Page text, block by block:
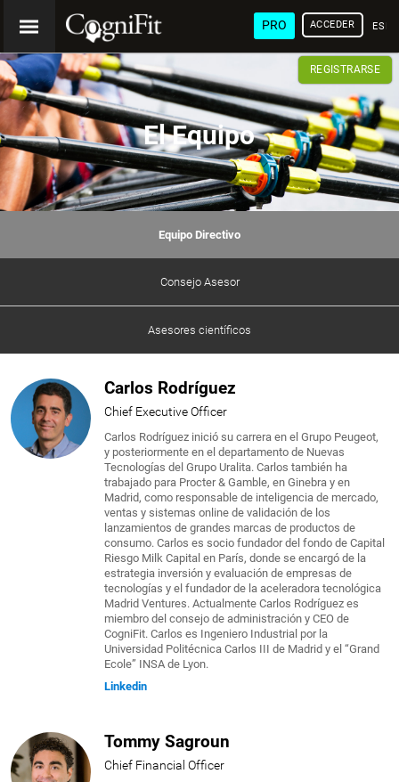
PRO ACCEDER
REGISTRARSE
El Equipo
Equipo Directivo
Consejo Asesor
Asesores científicos
Carlos Rodríguez
Chief Executive Officer
Carlos Rodríguez inició su carrera en el Grupo Peugeot,
y posteriormente en el departamento de Nuevas
Tecnologías del Grupo Uralita. Carlos también ha
trabajado para Procter & Gamble, en Ginebra y en
Madrid, como responsable de inteligencia de mercado,
ventas y sistemas online de validación de los
lanzamientos de grandes marcas de productos de
consumo. Carlos es socio fundador del fondo de Capital
Riesgo Milk Capital en París, donde se encargó de la
estrategia inversión y evaluación de empresas de
tecnologías y el fundador de la aceleradora tecnológica
Madrid Ventures. Actualmente Carlos Rodríguez es
miembro del consejo de administración y CEO de
CogniFit. Carlos es Ingeniero Industrial por la
Universidad Politécnica Carlos III de Madrid y el “Grand
Ecole” INSA de Lyon.
Linkedin
Tommy Sagroun
Chief Financial Officer